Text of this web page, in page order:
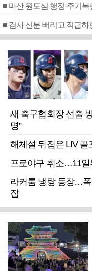
■ 마산 원도심 행정·주거
새 축구협회장 선출
명”
해체설 뒤집은 LIV 골
프로야구 취소…11일
라커룸 냉탕 등장…
잡